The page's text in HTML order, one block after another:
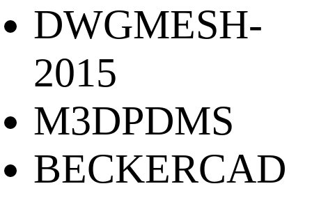
DWGMESH-
2015
M3DPDMS
BECKERCAD